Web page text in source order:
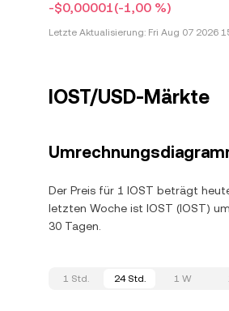
-$0,00001(-1,00 %)
Letzte Aktualisierung: Fri Aug 07 2026
IOST/USD-Märkte
Der Preis für 1 IOST beträgt
letzten Woche ist IOST (IOST)
30 Tagen.
1 Std. 24 Std. 1 W